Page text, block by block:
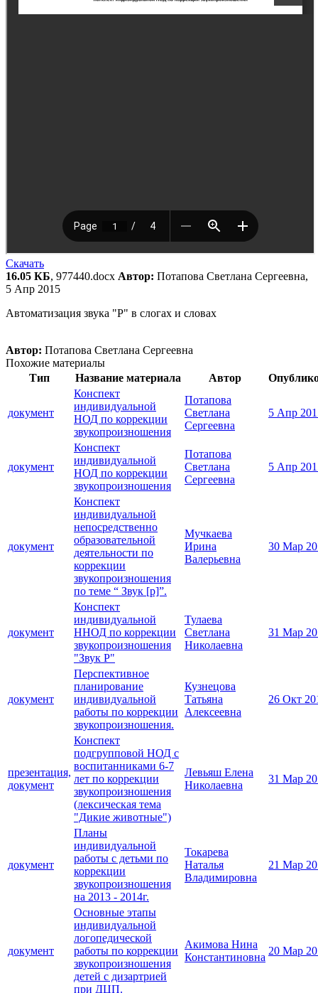
Скачать
16.05 КБ, 977440.docx Автор: Потапова Светлана Сергеевна,
5 Апр 2015
Автоматизация звука "Р" в слогах и словах
Автор: Потапова Светлана Сергеевна
Похожие материалы
Тип
Название материала Автор
документ
Конспект
индивидуальной
НОД по коррекции
звукопроизношения
Потапова
Светлана
Сергеевна
5 Апр
документ
Конспект
индивидуальной
НОД по коррекции
звукопроизношения
Потапова
Светлана
Сергеевна
5 Апр
документ
Конспект
индивидуальной
непосредственно
образовательной
деятельности по
коррекции
звукопроизношения
по теме “ Звук [p]”.
Мучкаева
Ирина
Валерьевна
30 Мар
документ
Конспект
индивидуальной
ННОД по коррекции
звукопроизношения
"Звук Р"
Тулаева
Светлана
Николаевна
31 Мар
документ
Перспективное
планирование
индивидуальной
работы по коррекции
звукопроизношения.
Кузнецова
Татьяна
Алексеевна
26 Окт
презентация,
документ
Конспект
подгрупповой НОД с
воспитанниками 6-7
лет по коррекции
звукопроизношения
(лексическая тема
"Дикие животные")
Левьяш Елена
Николаевна
31 Мар
документ
Планы
индивидуальной
работы с детьми по
коррекции
звукопроизношения
на 2013 - 2014г.
Токарева
Наталья
Владимировна
21 Мар
документ
Основные этапы
индивидуальной
логопедической
работы по коррекции
звукопроизношения
детей с дизартрией
при ДЦП.
Акимова Нина
Константиновна
20 Мар